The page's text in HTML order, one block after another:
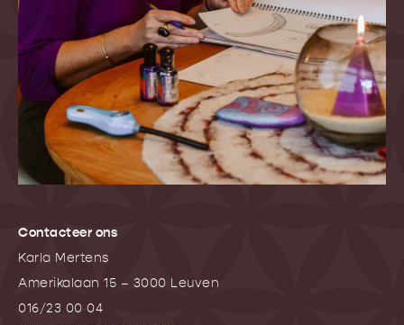
Contacteer ons
Karla Mertens
Amerikalaan 15 – 3000 Leuven
016/23 00 04